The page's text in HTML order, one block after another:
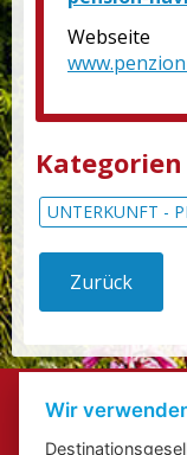
Webseite
Kategorien
UNTERKUNFT -
Zurück
Wir